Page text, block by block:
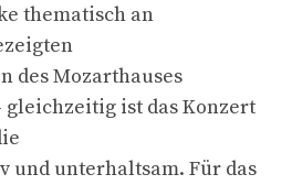
thematisch an
des Mozarthauses
ist das Konzert
und unterhaltsam. Für das